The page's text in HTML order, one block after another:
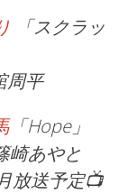
「スクラッ
周平
「Hope」
崎あやと
放送予定📺